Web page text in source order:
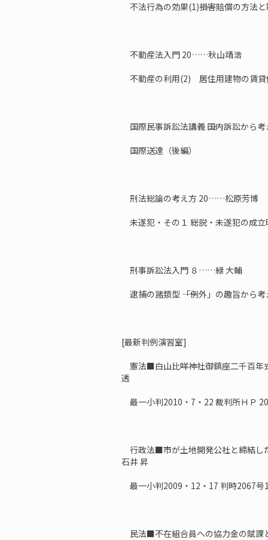
不法行為の効果(1)――損害賠償の方法
不動産法入門 20……秋山靖浩
不動産の利用(2) 居住用建物の賃貸
国際民事訴訟法講義 ――国内訴訟から
国際送達（後編）
刑法総論の考え方 20……松原芳博
未遂犯・その１ ――総説・未遂犯の成
刑事訴訟法入門 ８……緑 大輔
逮捕の諸類型 ――「例外」の趣旨から
[最新判例演習室]
憲法■白山比咩神社御鎮座二千百
透
最一小判2010・7・22 裁判所ＨＰ
行政法■市が土地開発公社と締結
石井 昇
最一小判2009・12・17 判時2067号
民法■不在組合員への協力金の賦